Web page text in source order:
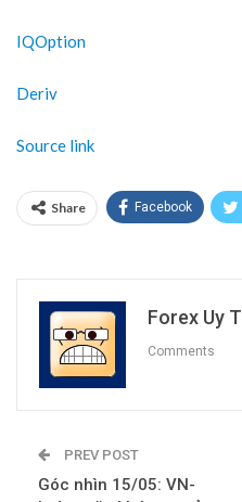
IQOption
Deriv
Source link
Share Facebook
Forex Uy
Comments
PREV POST
Góc nhìn 15/05: VN-